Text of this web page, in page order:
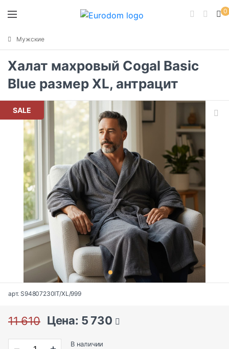
0
Мужские
Халат махровый Cogal Basic
Blue размер XL, антрацит
SALE
арт. S94807230IT/XL/999
11 610 Цена: 5 730
В наличии